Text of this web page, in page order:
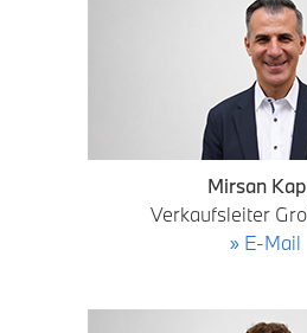
Mirsan
Verkaufsleiter
» E-Mail